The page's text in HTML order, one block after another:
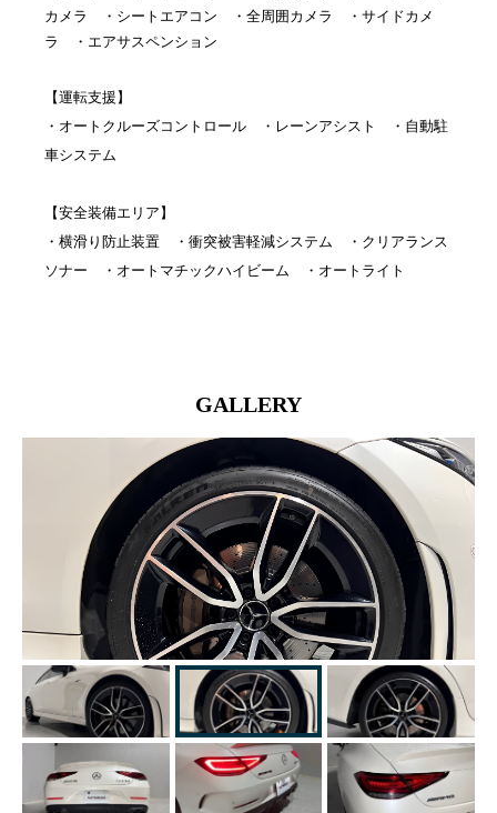
カメラ ・シートエアコン ・全周囲カメラ ・サイドカメ
ラ ・エアサスペンション
【運転支援】
・オートクルーズコントロール ・レーンアシスト ・自動駐
車システム
【安全装備エリア】
・横滑り防止装置 ・衝突被害軽減システム ・クリアランス
ソナー ・オートマチックハイビーム ・オートライト
GALLERY